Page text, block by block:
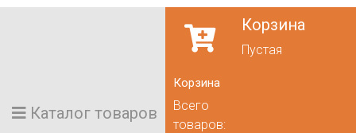
Каталог товаров
Корзина
Пустая
Корзина
Всего
товаров: